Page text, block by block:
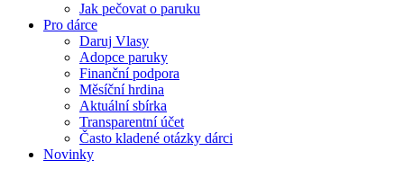
Jak pečovat o paruku
Pro dárce
Daruj Vlasy
Adopce paruky
Finanční podpora
Měsíční hrdina
Aktuální sbírka
Transparentní účet
Často kladené otázky dárci
Novinky